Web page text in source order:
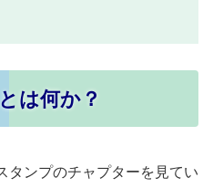
は何か？
タンプのチャプターを見てい